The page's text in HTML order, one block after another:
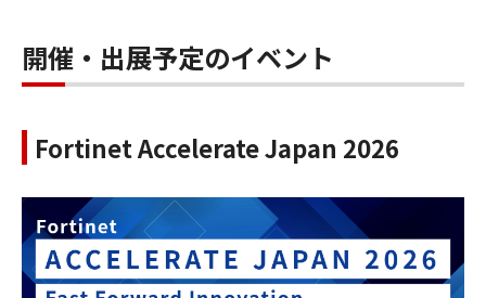
開催・出展予定のイベント
Fortinet Accelerate Japan 2026